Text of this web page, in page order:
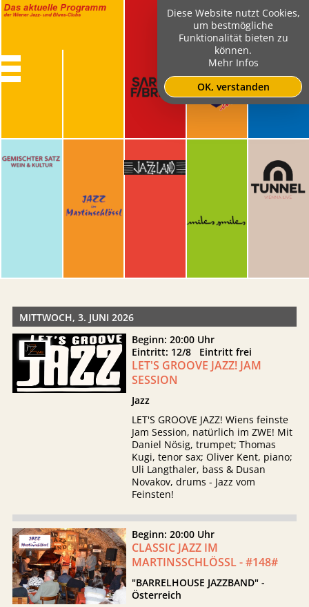
MITTWOCH, 3. JUNI 2026
Beginn: 20:00 Uhr
Eintritt: 12/8 Eintritt frei
LET'S GROOVE JAZZ! JAM
SESSION
Jazz
LET'S GROOVE JAZZ! Wiens feinste
Jam Session, natürlich im ZWE! Mit
Daniel Nösig, trumpet; Thomas
Kugi, tenor sax; Oliver Kent, piano;
Uli Langthaler, bass & Dusan
Novakov, drums - Jazz vom
Feinsten!
Beginn: 20:00 Uhr
CLASSIC JAZZ IM
MARTINSSCHLÖSSL - #148#
"BARRELHOUSE JAZZBAND" -
Österreich
Diese Website nutzt Cookies,
um bestmögliche
Funktionalität bieten zu
können.
Mehr Infos
OK, verstanden